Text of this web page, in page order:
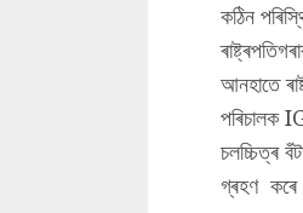
কঠিন
আনহাতে
পৰিচালক
চলচ্চিত্ৰ
গ্ৰহণ